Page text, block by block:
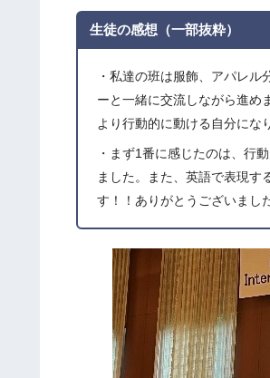
生徒の感想（一部抜粋）
・私達の班は服飾、アパレ
ーと一緒に交流しながら進め
より行動的に動ける自分にな
・まず1番に感じたのは、行
ました。また、英語で表現
す！！ありがとうございまし